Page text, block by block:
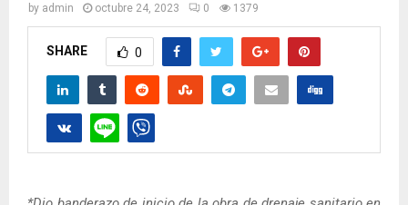
by admin octubre 24, 2023 0 1379
SHARE 0